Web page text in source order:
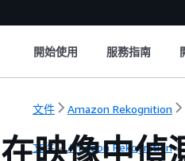
開始使用 服務指南
文件 Amazon Rekognition
文件 Amazon Rekognition
在映像中偵